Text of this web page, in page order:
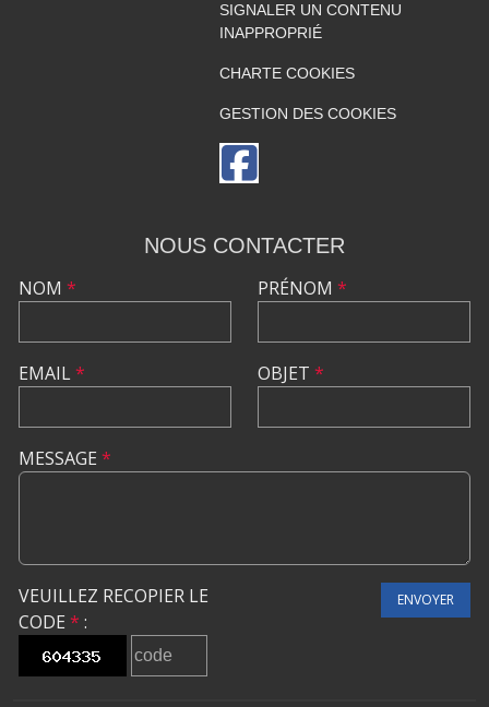
SIGNALER UN CONTENU
INAPPROPRIÉ
CHARTE COOKIES
GESTION DES COOKIES
NOUS CONTACTER
NOM *
EMAIL*
PRÉNOM *
OBJET *
MESSAGE *
VEUILLEZ RECOPIER LE
CODE * :
ENVOYER